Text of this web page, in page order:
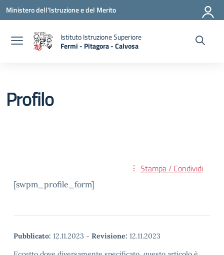
Vai ai contenuti
Vai al menu di navigazione
Vai al footer
Ministero dell'Istruzione e del Merito
Istituto Istruzione Superiore
Fermi - Pitagora - Calvosa
— Visita la pagina iniziale della scuola
Profilo
Stampa / Condividi
[swpm_profile_form]
Pubblicato: 12.11.2023 - Revisione: 12.11.2023